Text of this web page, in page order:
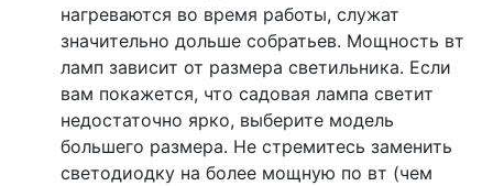
нагреваются во время работы, служат
значительно дольше собратьев. Мощность вт
ламп зависит от размера светильника. Если
вам покажется, что садовая лампа светит
недостаточно ярко, выберите модель
большего размера. Не стремитесь заменить
светодиодку на более мощную по вт (чем